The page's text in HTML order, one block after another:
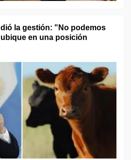
la gestión: "No podemos
en una posición